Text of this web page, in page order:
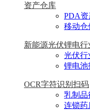
资产仓库
PDA
移动仓
新能源光伏锂电行
光伏行
锂电池
OCR字符识别扫码
乳制品
连锁药